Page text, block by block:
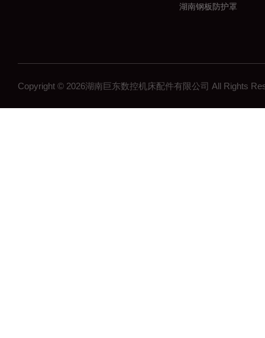
湖南钢板防护罩
湖南塑料拖链
湖南钢制拖链
湖南机床工作灯
Copyright © 2026湖南巨东数控机床配件有限公司 All Rights